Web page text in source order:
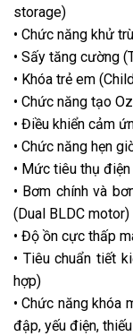
storage)
• Chức năng khử
• Sấy tăng cường
• Khóa trẻ em
• Chức năng tạo
• Điều khiển cảm
• Chức năng hẹn
• Mức tiêu thụ
• Bơm chính và
(Dual BLDC motor)
• Độ ồn cực thấp
• Tiêu chuẩn tiết
hợp)
• Chức năng khóa
đập, yếu điện,